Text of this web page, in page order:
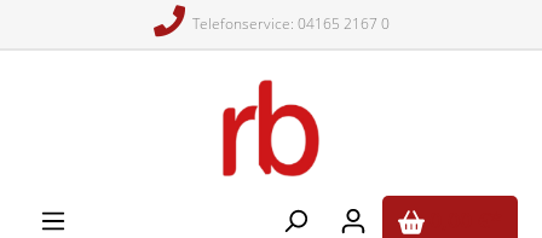
Telefonservice: 04165 2167 0